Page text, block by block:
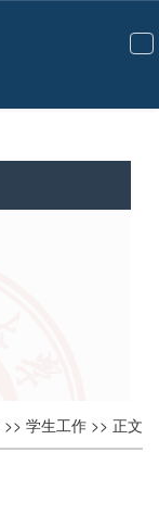
切
航
>> 学生工作 >> 正文